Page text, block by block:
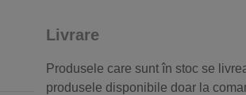
Livrare
Produsele care sunt în stoc se
produsele disponibile doar la